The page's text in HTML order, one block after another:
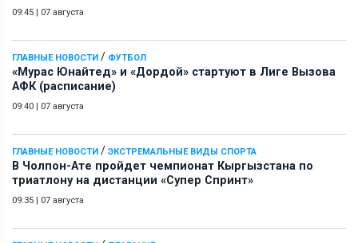
09:45 | 07 августа
ГЛАВНЫЕ НОВОСТИ / ФУТБОЛ
«Мурас Юнайтед» и «Дордой» стартуют в Лиге Вызова
АФК (расписание)
09:40 | 07 августа
ГЛАВНЫЕ НОВОСТИ / ЭКСТРЕМАЛЬНЫЕ ВИДЫ СПОРТА
В Чолпон-Ате пройдет чемпионат Кыргызстана по
триатлону на дистанции «Супер Спринт»
09:35 | 07 августа